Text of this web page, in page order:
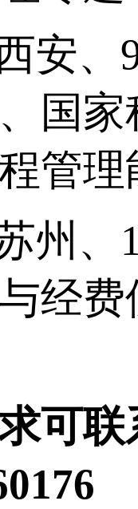
安
国
管
州、
经
可联